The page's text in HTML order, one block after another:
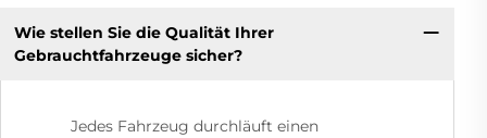
Wie stellen Sie die Qualität Ihrer
Gebrauchtfahrzeuge sicher?
Jedes Fahrzeug durchläuft einen